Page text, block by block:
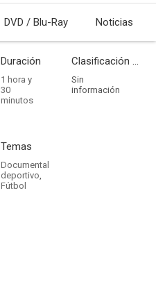
DVD / Blu-Ray Noticias
Duración
1 hora y
30
minutos
Clasificación por edades
Sin
información
Temas
Documental
deportivo,
Fútbol